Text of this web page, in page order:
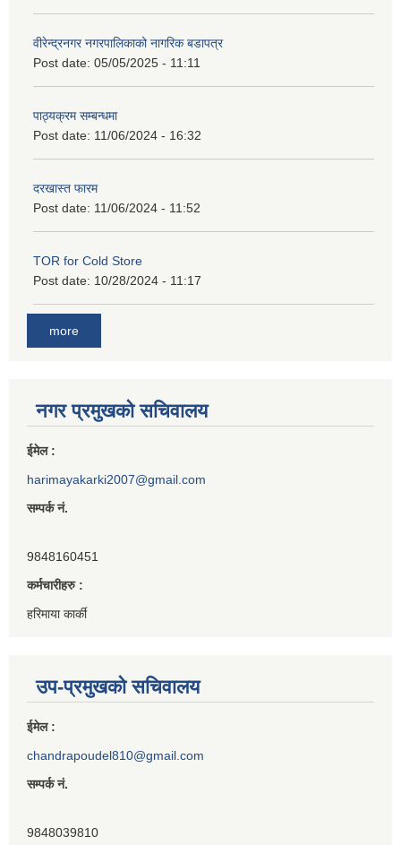
वीरेन्द्रनगर नगरपालिकाको नागरिक बडापत्र
Post date: 05/05/2025 - 11:11
पाठ्यक्रम सम्बन्धमा
Post date: 11/06/2024 - 16:32
दरखास्त फारम
Post date: 11/06/2024 - 11:52
TOR for Cold Store
Post date: 10/28/2024 - 11:17
more
नगर प्रमुखको सचिवालय
ईमेल :
harimayakarki2007@gmail.com
सम्पर्क नं.
9848160451
कर्मचारीहरु :
हरिमाया कार्की
उप-प्रमुखको सचिवालय
ईमेल :
chandrapoudel810@gmail.com
सम्पर्क नं.
9848039810